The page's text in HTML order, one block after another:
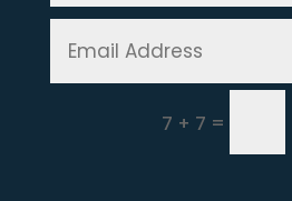
7 + 7 =